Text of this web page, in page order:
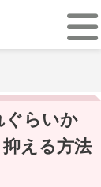
ぐらいか
える方法